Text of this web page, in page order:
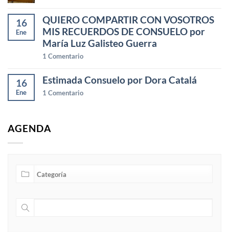
16
Ene
QUIERO COMPARTIR CON VOSOTROS
MIS RECUERDOS DE CONSUELO por
María Luz Galisteo Guerra
1 Comentario
16
Ene
Estimada Consuelo por Dora Catalá
1 Comentario
AGENDA